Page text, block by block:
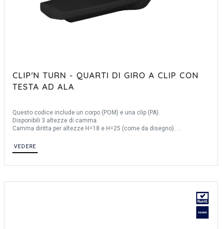
CLIP'N TURN - QUARTI DI GIRO A CLIP CON
TESTA AD ALA
Questo codice include un corpo (POM) e una clip (PA).
Disponibili 3 altezze di camma.
Camma diritta per altezze H=18 e H=25 (come da disegno).
Prodotto in colore bianco: su richiesta.
Questo quarto di giro può essere montato su porte di spessore fino a:
- 6 mm con riferimento 16-1-8005.
(dimensione 36x30 mm).
VEDERE